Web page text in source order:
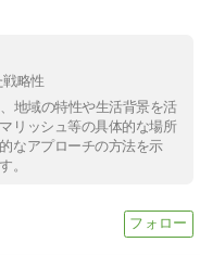
略性
地域の特性や生活背景を活
リッシュ等の具体的な場所
なアプローチの方法を示
。